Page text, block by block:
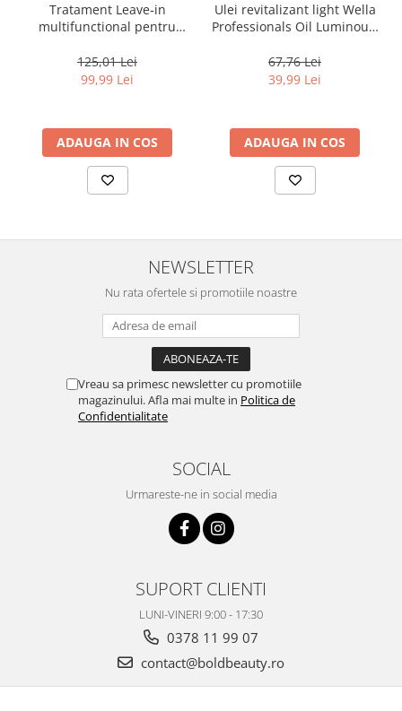
Tratament Leave‑in
multifunctional pentru
beneficii Milk Shake Leave-
in Incredible Milk, 150 ml
125,01 Lei
99,99 Lei
ADAUGA IN COS
Ulei revitalizant light Wella
Professionals Oil Luminous,
67,76 Lei
39,99 Lei
ADAUGA IN COS
NEWSLETTER
Nu rata ofertele si promotiile noastre
Vreau sa primesc newsletter cu promotiile
magazinului. Afla mai multe in Politica de
Confidentialitate
SOCIAL
Urmareste-ne in social media
SUPORT CLIENTI
LUNI-VINERI 9:00 - 17:30
0378 11 99 07
contact@boldbeauty.ro